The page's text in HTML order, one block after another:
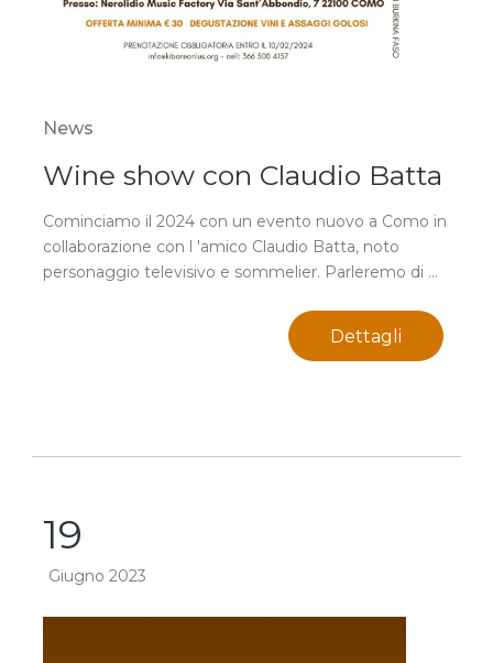
News
Wine show con Claudio Batta
Cominciamo il 2024 con un evento nuovo a Como in
collaborazione con l 'amico Claudio Batta, noto
personaggio televisivo e sommelier. Parleremo di ...
Dettagli
19
Giugno 2023